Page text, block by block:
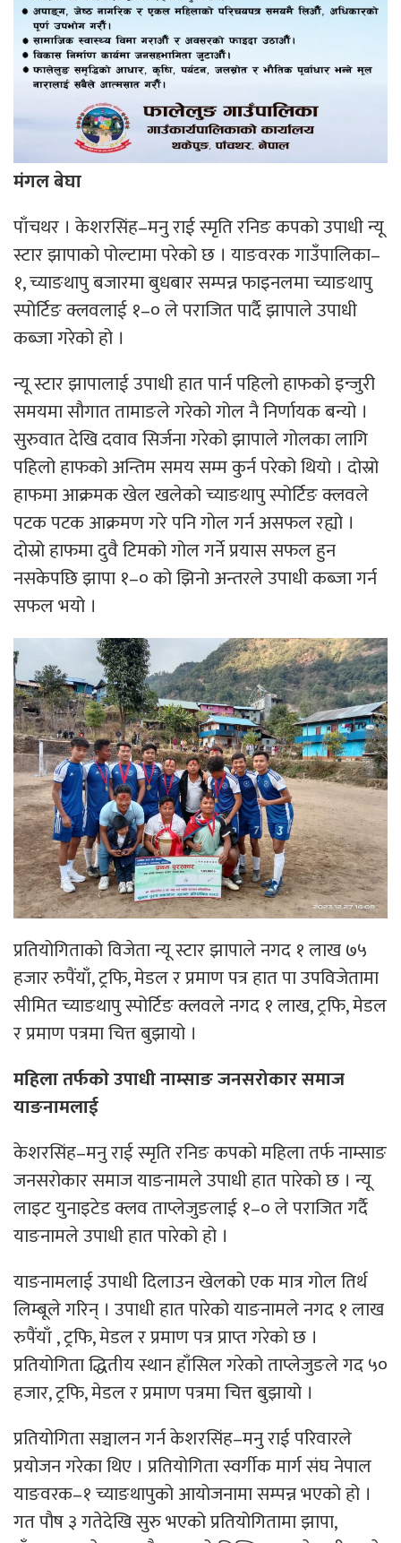
मंगल बेघा
पाँचथर । केशरसिंह–मनु राई स्मृति रनिङ कपको उपाधी न्यू
स्टार झापाको पोल्टामा परेको छ । याङवरक गाउँपालिका–
१, च्याङथापु बजारमा बुधबार सम्पन्न फाइनलमा च्याङथापु
स्पोर्टिङ क्लवलाई १–० ले पराजित पार्दै झापाले उपाधी
कब्जा गरेको हो ।
न्यू स्टार झापालाई उपाधी हात पार्न पहिलो हाफको इन्जुरी
समयमा सौगात तामाङले गरेको गोल नै निर्णायक बन्यो ।
सुरुवात देखि दवाव सिर्जना गरेको झापाले गोलका लागि
पहिलो हाफको अन्तिम समय सम्म कुर्न परेको थियो । दोस्रो
हाफमा आक्रमक खेल खलेको च्याङथापु स्पोर्टिङ क्लवले
पटक पटक आक्रमण गरे पनि गोल गर्न असफल रह्यो ।
दोस्रो हाफमा दुवै टिमको गोल गर्ने प्रयास सफल हुन
नसकेपछि झापा १–० को झिनो अन्तरले उपाधी कब्जा गर्न
सफल भयो ।
प्रतियोगिताको विजेता न्यू स्टार झापाले नगद १ लाख ७५
हजार रुपैंयाँ, ट्रफि, मेडल र प्रमाण पत्र हात पा उपविजेतामा
सीमित च्याङथापु स्पोर्टिङ क्लवले नगद १ लाख, ट्रफि, मेडल
र प्रमाण पत्रमा चित्त बुझायो ।
महिला तर्फकाे उपाधी नाम्साङ जनसरोकार समाज
याङनामलाई
केशरसिंह–मनु राई स्मृति रनिङ कपको महिला तर्फ नाम्साङ
जनसरोकार समाज याङनामले उपाधी हात पारेको छ । न्यू
लाइट युनाइटेड क्लव ताप्लेजुङलाई १–० ले पराजित गर्दै
याङनामले उपाधी हात पारेको हो ।
याङनामलाई उपाधी दिलाउन खेलको एक मात्र गोल तिर्थ
लिम्बूले गरिन् । उपाधी हात पारेको याङनामले नगद १ लाख
रुपैंयाँ , ट्रफि, मेडल र प्रमाण पत्र प्राप्त गरेकाे छ ।
प्रतियोगिता द्धितीय स्थान हाँसिल गरेको ताप्लेजुङले गद ५०
हजार, ट्रफि, मेडल र प्रमाण पत्रमा चित्त बुझायो ।
प्रतियोगिता सञ्चालन गर्न केशरसिंह–मनु राई परिवारले
प्रयोजन गरेका थिए । प्रतियोगिता स्वर्गीक मार्ग संघ नेपाल
याङवरक–१ च्याङथापुको आयोजनामा सम्पन्न भएको हो ।
गत पौष ३ गतेदेखि सुरु भएको प्रतियोगितामा झापा,